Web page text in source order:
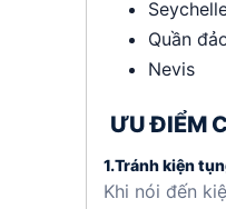
Quần
Nevis
ƯU ĐIỂM
1.Tránh kiện
Khi nói đến